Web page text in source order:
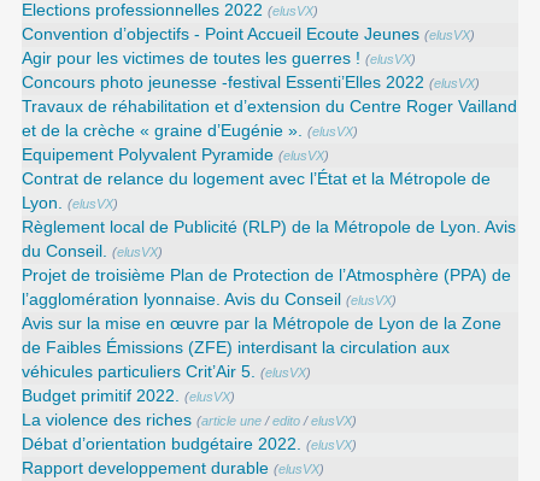
Elections professionnelles 2022 (elusVX)
Convention d’objectifs - Point Accueil Ecoute Jeunes (elusVX)
Agir pour les victimes de toutes les guerres ! (elusVX)
Concours photo jeunesse -festival Essenti’Elles 2022 (elusVX)
Travaux de réhabilitation et d’extension du Centre Roger Vailland
et de la crèche « graine d’Eugénie ». (elusVX)
Equipement Polyvalent Pyramide (elusVX)
Contrat de relance du logement avec l’État et la Métropole de
Lyon. (elusVX)
Règlement local de Publicité (RLP) de la Métropole de Lyon. Avis
du Conseil. (elusVX)
Projet de troisième Plan de Protection de l’Atmosphère (PPA) de
l’agglomération lyonnaise. Avis du Conseil
(elusVX)
Avis sur la mise en œuvre par la Métropole de Lyon de la Zone
de Faibles Émissions (ZFE) interdisant la circulation aux
véhicules particuliers Crit’Air 5. (elusVX)
Budget primitif 2022. (elusVX)
La violence des riches (article une /edito /elusVX)
Débat d’orientation budgétaire 2022. (elusVX)
Rapport developpement durable (elusVX)